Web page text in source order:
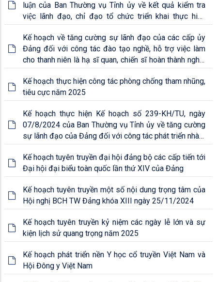
luận của Ban Thường vụ Tỉnh ủy về kết quả kiểm tra
việc lãnh đạo, chỉ đạo tổ chức triển khai thực hiện
Chương trình hành động số 47-CTr/TU của Tỉnh ủy về
Chiến lược phát triển bền vững k
Kế hoạch về tăng cường sự lãnh đạo của các cấp ủy
Đảng đối với công tác đào tạo nghề, hỗ trợ việc làm
cho thanh niên là hạ sĩ quan, chiến sĩ hoàn thành nghĩa
vụ quân sự, nghĩa vụ tham gia Công an nhân dân xuất
ngũ trở về địa phương, giai đoạn 2024-2030
Kế hoạch thực hiện công tác phòng chống tham nhũng,
tiêu cực năm 2025
Kế hoạch thực hiện Kế hoạch số 239-KH/TU, ngày
07/8/2024 của Ban Thường vụ Tỉnh ủy về tăng cường
sự lãnh đạo của Đảng đối với công tác phát triển nhà ở
xã hội trong tình hình mới
Kế hoạch tuyên truyền đại hội đảng bộ các cấp tiến tới
Đại hội đại biểu toàn quốc lần thứ XIV của Đảng
Kế hoạch tuyên truyền một số nội dung trọng tâm của
Hội nghị BCH TW Đảng khóa XIII ngày 25/11/2024
Kế hoạch tuyên truyền kỷ niệm các ngày lễ lớn và sự
kiện lịch sử quang trọng năm 2025
Kế hoạch phát triển nền Y học cổ truyền Việt Nam và
Hội Đông y Việt Nam